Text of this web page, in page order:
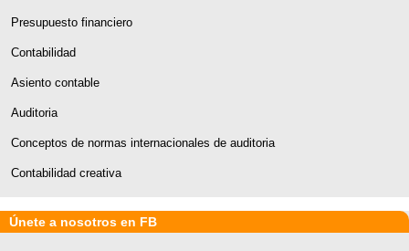
Presupuesto financiero
Contabilidad
Asiento contable
Auditoria
Conceptos de normas internacionales de auditoria
Contabilidad creativa
Únete a nosotros en FB